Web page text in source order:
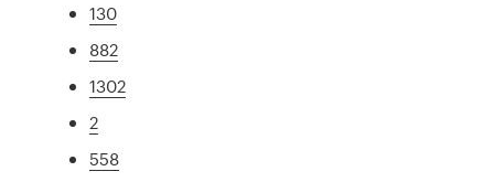
130
882
1302
2
558